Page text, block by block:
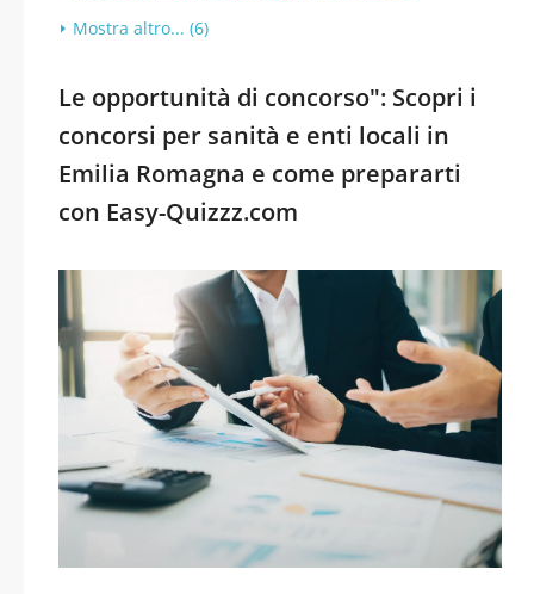
Mostra altro... (6)
Le opportunità di concorso": Scopri i
concorsi per sanità e enti locali in
Emilia Romagna e come prepararti
con Easy-Quizzz.com